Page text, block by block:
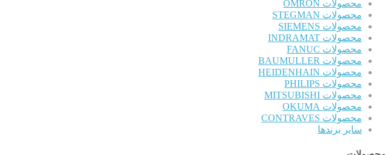
محصولات OMRON
محصولات STEGMAN
محصولات SIEMENS
محصولات INDRAMAT
محصولات FANUC
محصولات BAUMULLER
محصولات HEIDENHAIN
محصولات PHILIPS
محصولات MITSUBISHI
محصولات OKUMA
محصولات CONTRAVES
سایر برندها